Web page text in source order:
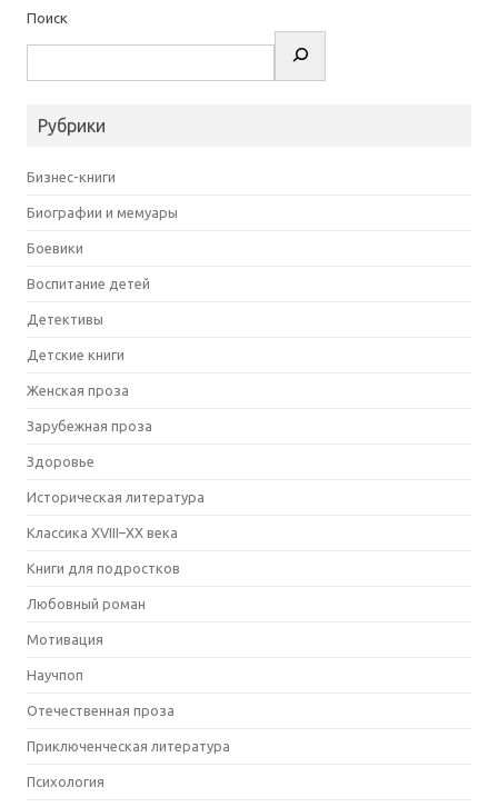
Поиск
Рубрики
Бизнес-книги
Биографии и мемуары
Боевики
Воспитание детей
Детективы
Детские книги
Женская проза
Зарубежная проза
Здоровье
Историческая литература
Классика XVIII–XX века
Книги для подростков
Любовный роман
Мотивация
Научпоп
Отечественная проза
Приключенческая литература
Психология